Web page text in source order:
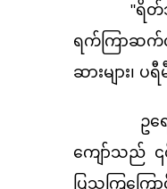
"ရိတ်သိမ်းခ
ရက်ကြာဆက်လ
ဆားများ၊
ဥရောပ၊
ကျော်သည် ၎
ပြသကြကြေ